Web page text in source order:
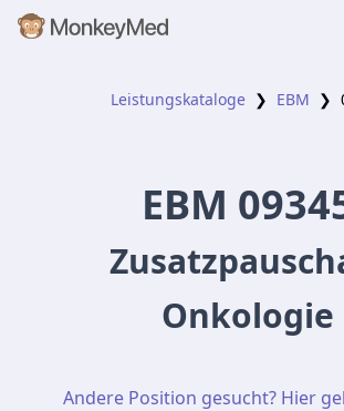
Leistungskataloge ❯ EBM ❯
EBM
Onkologie
Andere Position gesucht? Hier